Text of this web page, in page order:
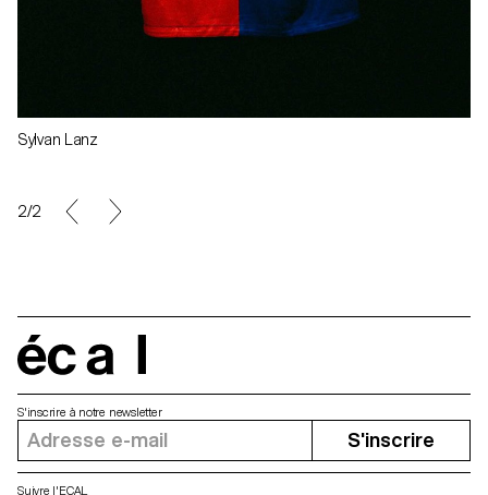
Sylvan Lanz
2/2
S'inscrire à notre newsletter
S'inscrire
Suivre l'ECAL